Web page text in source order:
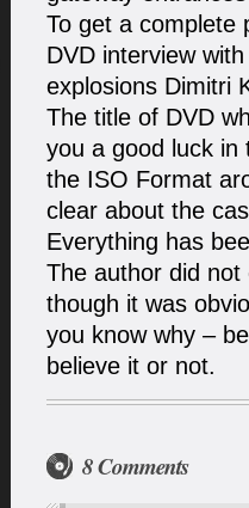
To get a complete
DVD interview
explosions Dimitri
The title of DVD
you a good luck in
the ISO Format
clear about the
Everything has
The author did
though it was
you know why –
believe it or not.
8 Comments